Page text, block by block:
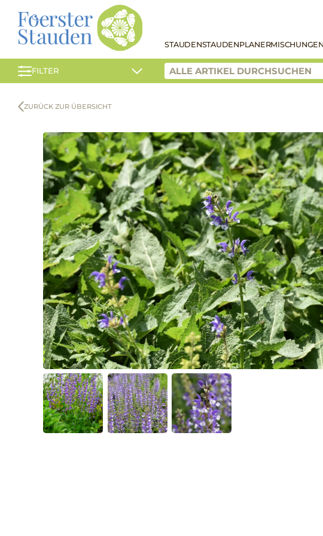
STAUDENSTAUDENPLANERMISCHUNGEN
FILTER
ZURÜCK ZUR ÜBERSICHT